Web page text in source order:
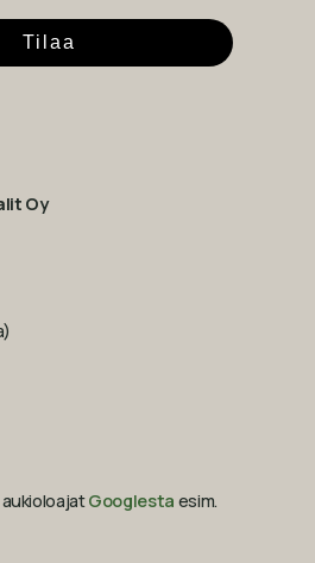
Tilaa
Oy
Googlesta esim.